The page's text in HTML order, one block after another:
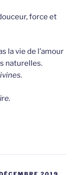
force et
la vie de l’amour
naturelles.